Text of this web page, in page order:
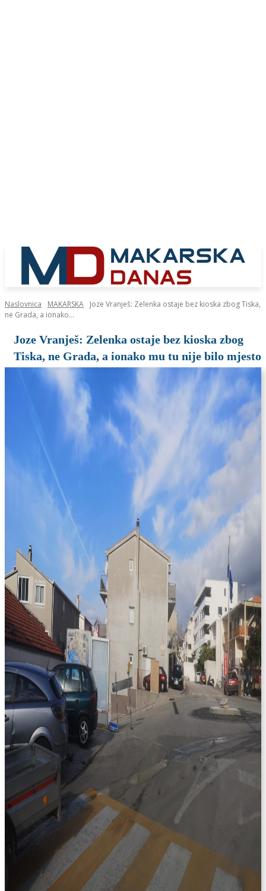
Naslovnica MAKARSKA
Joze Vranješ: Zelenka ostaje bez kioska zbog Tiska,
ne Grada, a ionako...
Joze Vranješ: Zelenka ostaje bez kioska zbog
Tiska, ne Grada, a ionako mu tu nije bilo mjesto